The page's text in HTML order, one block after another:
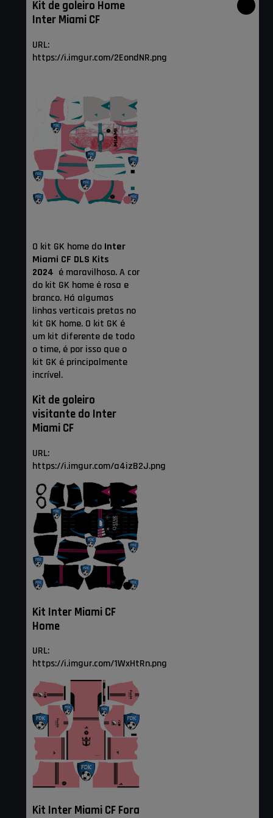
Kit de goleiro Home
Inter Miami CF
URL:
https://i.imgur.com/2EondNR.png
O kit GK home do Inter
Miami CF DLS Kits
2024 é maravilhoso. A cor
do kit GK home é rosa e
branco. Há algumas
linhas verticais pretas no
kit GK home. O kit GK é
um kit diferente de todo
o time, é por isso que o
kit GK é principalmente
incrível.
Kit de goleiro
visitante do Inter
Miami CF
URL:
https://i.imgur.com/a4izB2J.png
Kit Inter Miami CF
Home
URL:
https://i.imgur.com/1WxHtRn.png
Kit Inter Miami CF Fora